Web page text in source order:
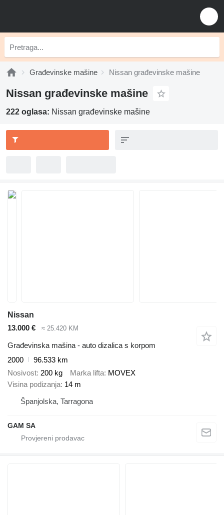
Građevinske mašine Nissan građevinske mašine
Nissan građevinske mašine
222 oglasa: Nissan građevinske mašine
Nissan
13.000 €
≈ 25.420 KM
Građevinska mašina - auto dizalica s korpom
2000
96.533 km
Nosivost 200 kg Marka lifta MOVEX
Visina podizanja 14 m
Španjolska, Tarragona
GAM SA